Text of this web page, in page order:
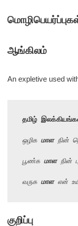
ஆங்கிலம்
An expletive used
தமிழ்
ஒழிக மாள நின்
பூண்க மாள நின்
வருக மாள என்
குறிப்பு